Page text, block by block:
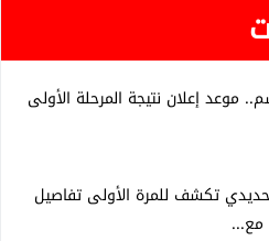
موعد إعلان نتيجة المرحلة الأولى
تكشف للمرة الأولى تفاصيل
مع...